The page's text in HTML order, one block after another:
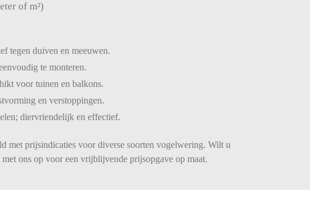
of m²)
tegen duiven en meeuwen.
te monteren.
voor tuinen en balkons.
en verstoppingen.
diervriendelijk en effectief.
met prijsindicaties voor diverse soorten vogelwering. Wilt u
ons op voor een vrijblijvende prijsopgave op maat.